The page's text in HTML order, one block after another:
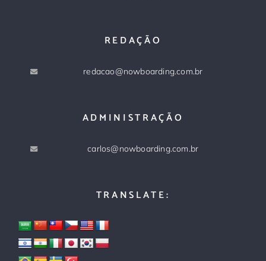
REDAÇÃO
redacao@nowboarding.com.br
ADMINISTRAÇÃO
carlos@nowboarding.com.br
TRANSLATE: